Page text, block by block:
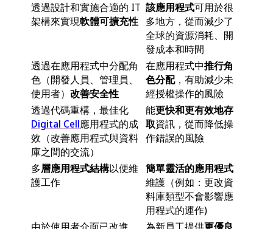
透過設計和實施合適的 IT
架構來實現軟體可擴充性
該應用程式可用於很
多地方，從而減少了
全球的資源消耗、開
發成本和時間
透過在應用程式中分配角
色（開發人員、管理員、
使用者） 改善安全性
在應用程式中推行角
色分配，有助減少未
經授權操作的風險
透過代碼重構，最佳化
Digital Cell應用程式的成
效（改善應用程式與資料
庫之間的交流）
能更快和更有效地存
取資訊，從而降低操
作錯誤的風險
多層應用程式結構以便維
護工作
簡單靈活的應用程式
維護（例如：更改資
料庫類型不會影響應
用程式的運作)